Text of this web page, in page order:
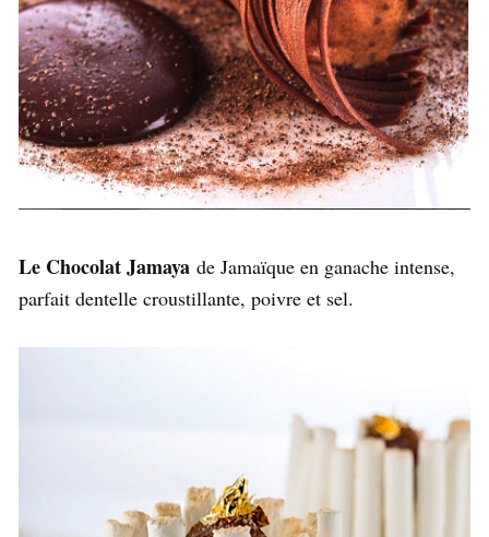
Le Chocolat Jamaya de Jamaïque en ganache intense,
parfait dentelle croustillante, poivre et sel.